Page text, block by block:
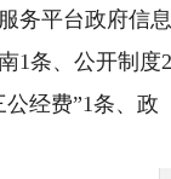
务平台政府信息
1条、公开制度2
经费”1条、政